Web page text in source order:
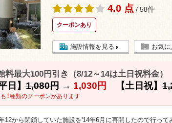
4.0 点 / 58件
クーポンあり
施設情報を見る お気
料最大100円引き（8/12～14は土日祝料金）
日】1,080円→ 1,030円 【土日祝】
1種類のクーポンがあります
12から閉鎖していた施設を'14年6月に再開したので行っ